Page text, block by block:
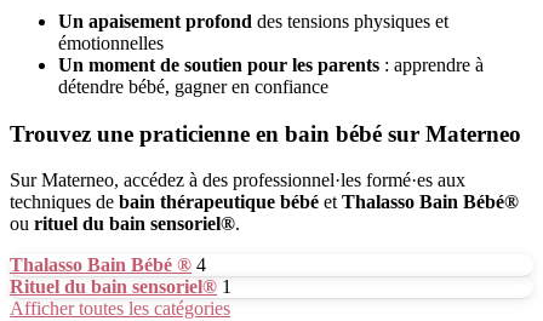
Un apaisement profond des tensions physiques et
émotionnelles
Un moment de soutien pour les parents : apprendre à
détendre bébé, gagner en confiance
Trouvez une praticienne en bain bébé sur Materneo
Sur Materneo, accédez à des professionnel·les formé·es aux
techniques de bain thérapeutique bébé et Thalasso Bain Bébé®
ou rituel du bain sensoriel®.
Thalasso Bain Bébé ® 4
Rituel du bain sensoriel® 1
Afficher toutes les catégories